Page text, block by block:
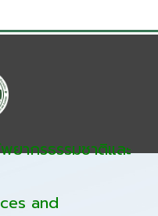
ยากรธรรมชาติและ
and